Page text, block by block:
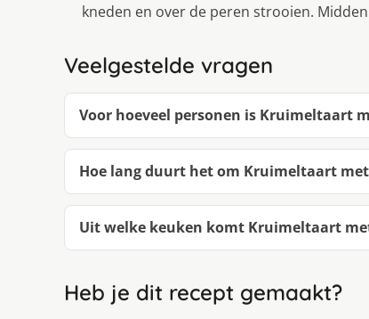
kneden en over de peren strooien.
Veelgestelde vragen
Voor hoeveel personen is Kruimeltaart
Hoe lang duurt het om Kruimeltaart
Uit welke keuken komt Kruimeltaart
Heb je dit recept gemaakt?